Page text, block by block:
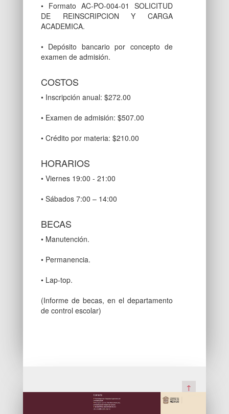
• Formato AC-PO-004-01 SOLICITUD
DE REINSCRIPCION Y CARGA
ACADEMICA.
• Depósito bancario por concepto de
examen de admisión.
COSTOS
• Inscripción anual: $272.00
• Examen de admisión: $507.00
• Crédito por materia: $210.00
HORARIOS
• Viernes 19:00 - 21:00
• Sábados 7:00 – 14:00
BECAS
• Manutención.
• Permanencia.
• Lap-top.
(Informe de becas, en el departamento
de control escolar)
↑